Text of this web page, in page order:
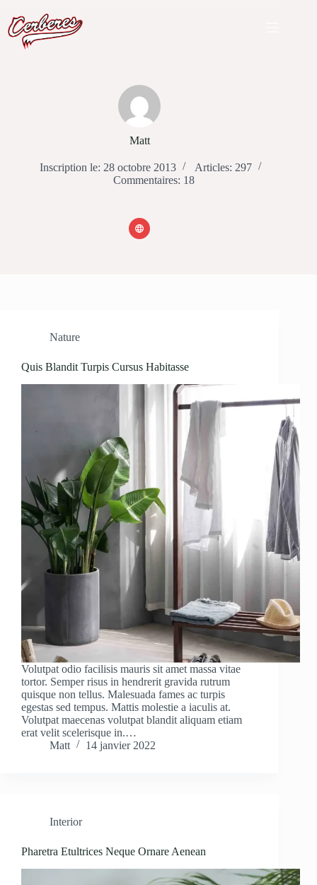
contenu
Matt
Inscription le: 28 octobre 2013
Articles: 297
Commentaires: 18
Nature
Quis Blandit Turpis Cursus Habitasse
Volutpat odio facilisis mauris sit amet massa vitae
tortor. Semper risus in hendrerit gravida rutrum
quisque non tellus. Malesuada fames ac turpis
egestas sed tempus. Mattis molestie a iaculis at.
Volutpat maecenas volutpat blandit aliquam etiam
erat velit scelerisque in.…
Matt
14 janvier 2022
Interior
Pharetra Etultrices Neque Ornare Aenean